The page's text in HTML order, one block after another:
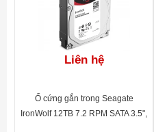
Liên hệ
Ổ cứng gắn trong Seagate
IronWolf 12TB 7.2 RPM SATA 3.5",